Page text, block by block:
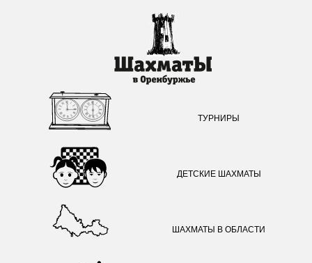
ТУРНИРЫ
ДЕТСКИЕ ШАХМАТЫ
ШАХМАТЫ В ОБЛАСТИ